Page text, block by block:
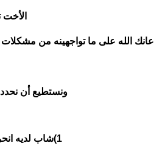
الأخت
أعانك الله على ما تواجهينه من
ونستطيع أن
1)شاب لديه انحراف أخلاقي.